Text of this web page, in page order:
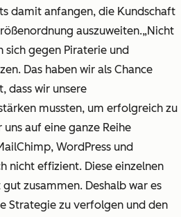
damit anfangen, die Kundschaft
auszuweiten.„Nicht
sich gegen Piraterie und
Das haben wir als Chance
dass wir unsere
mussten, um erfolgreich zu
auf eine ganze Reihe
WordPress und
nicht effizient. Diese einzelnen
zusammen. Deshalb war es
Strategie zu verfolgen und den